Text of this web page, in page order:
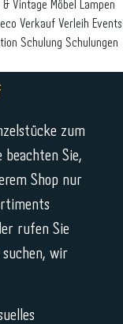
zum
Sie,
Shop nur
rufen Sie
suchen, wir